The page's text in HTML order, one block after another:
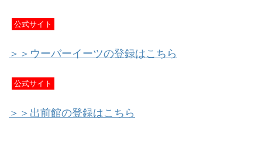
公式サイト
＞＞ウーバーイーツの登録はこちら
公式サイト
＞＞出前館の登録はこちら